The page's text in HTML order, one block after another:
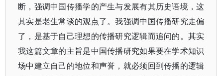
断，强调中国传播学的产生与发展有其历史语境，这
其实是老生常谈的观点了。我强调中国传播研究走偏
了，是基于自己理想的传播研究逻辑而追问的。其实
我这篇文章的主旨是中国传播研究如果要在学术知识
场中建立自己的地位和声誉，就必须回到传播的逻辑